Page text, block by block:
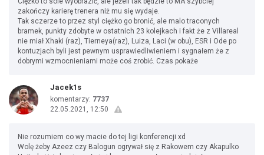
zakończy karierę trenera niż mu się wydaje.
Tak sczerze to przez styl ciężko go bronić, ale malo traconych
bramek, punkty zdobyte w ostatnich 23 kolejkach i fakt że z Villareal
nie miał Xhaki (raz), Tierneya(raz), Luiza, Laci (w obu), ESR i Ode po
kontuzjach byli jest pewnym usprawiedliwieniem i sygnałem że z
dobrymi wzmocnieniami może coś zrobić. Czas pokaże
Jacek1s
komentarzy: 7737
22.05.2021, 12:50
Nie rozumiem co wy macie do tej ligi konferencji xd
Wolę żeby Azeez czy Balogun ogrywał się z Rakowem czy Akapulko